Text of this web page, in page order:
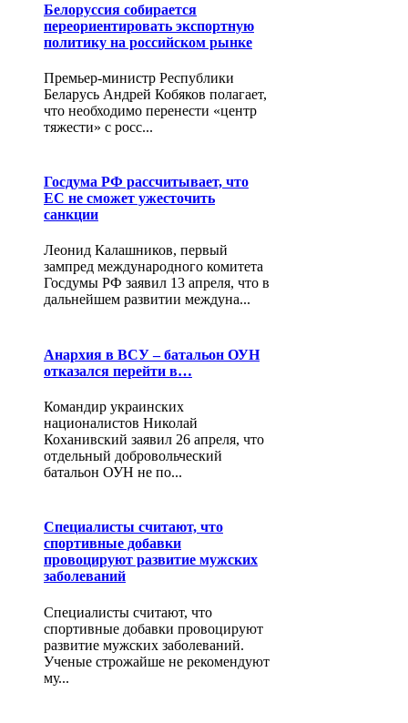
Белоруссия собирается
переориентировать экспортную
политику на российском рынке
Премьер-министр Республики
Беларусь Андрей Кобяков полагает,
что необходимо перенести «центр
тяжести» с росс...
Госдума РФ рассчитывает, что
ЕС не сможет ужесточить
санкции
Леонид Калашников, первый
зампред международного комитета
Госдумы РФ заявил 13 апреля, что в
дальнейшем развитии междуна...
Анархия в ВСУ – батальон ОУН
отказался перейти в…
Командир украинских
националистов Николай
Коханивский заявил 26 апреля, что
отдельный добровольческий
батальон ОУН не по...
Специалисты считают, что
спортивные добавки
провоцируют развитие мужских
заболеваний
Специалисты считают, что
спортивные добавки провоцируют
развитие мужских заболеваний.
Ученые строжайше не рекомендуют
му...